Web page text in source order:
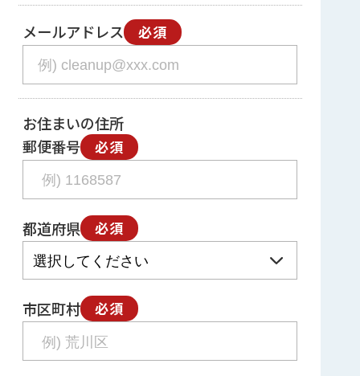
メールアドレス 必須
お住まいの住所
郵便番号
必須
都道府県 必須
市区町村 必須